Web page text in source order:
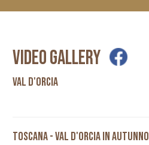
VIDEO GALLERY
VAL D'ORCIA
TOSCANA - VAL D'ORCIA IN